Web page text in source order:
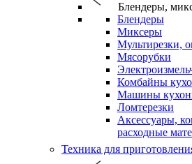
Блендеры,
Блендеры
Миксеры
Мультирезки,
Мясорубки
Комбайны
Машины
Ломтерезки
Аксессуары,
расходные
Техника для